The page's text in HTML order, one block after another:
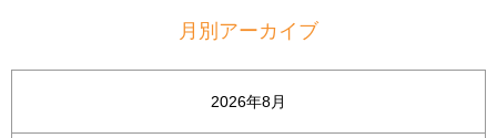
月別アーカイブ
2026年8月